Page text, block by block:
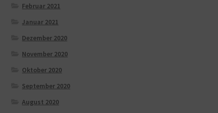
Februar 2021
Januar 2021
Dezember 2020
November 2020
Oktober 2020
September 2020
August 2020